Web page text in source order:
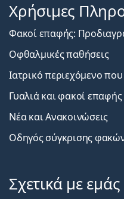
Χρήσιμες
Φακοί επαφής:
Οφθαλμικές παθήσεις
Ιατρικό περιεχόμενο
Γυαλιά και φακοί
Νέα και Ανακοινώσεις
Οδηγός σύγκρισης
Σχετικά με εμάς